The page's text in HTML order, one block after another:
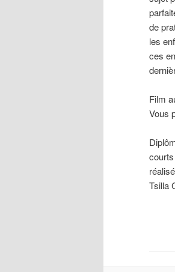
de
les
ces
Film
Vous
réalisé
Tsilla